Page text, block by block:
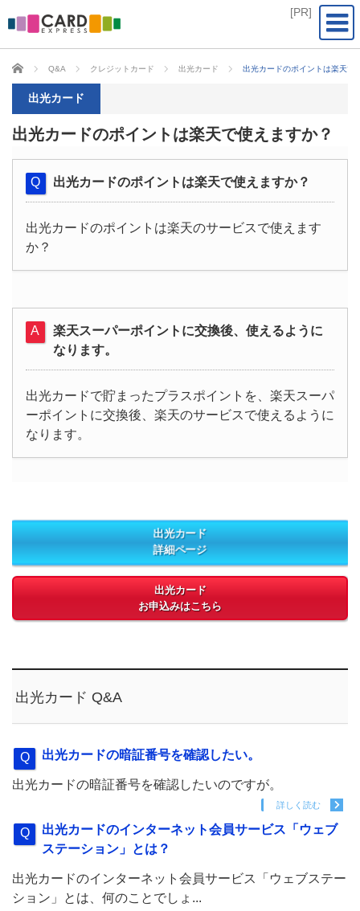
CARD EXPRESS
Q&A クレジットカード 出光カード 出光カードのポイントは楽天で
出光カード
出光カードのポイントは楽天で使えますか？
出光カードのポイントは楽天で使えますか？
出光カードのポイントは楽天のサービスで使えます
か？
楽天スーパーポイントに交換後、使えるように
なります。
出光カードで貯まったプラスポイントを、楽天スーパ
ーポイントに交換後、楽天のサービスで使えるように
なります。
出光カード
詳細ページ
出光カード
お申込みはこちら
出光カード Q&A
出光カードの暗証番号を確認したい。
出光カードの暗証番号を確認したいのですが。
詳しく読む
出光カードのインターネット会員サービス「ウェブ
ステーション」とは？
出光カードのインターネット会員サービス「ウェブステー
ション」とは、何のことでしょ...